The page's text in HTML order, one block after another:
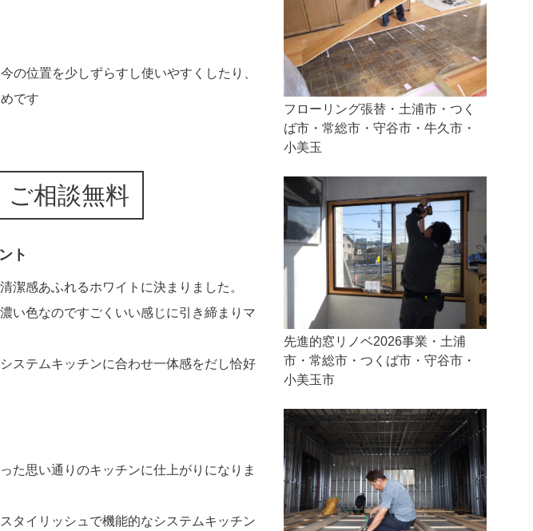
の位置を少しずらすし使いやすくしたり、
です
ご相談無料
ト
潔感あふれるホワイトに決まりました。
い色なのですごくいい感じに引き締まりマ
ステムキッチンに合わせ一体感をだし恰好
た思い通りのキッチンに仕上がりになりま
タイリッシュで機能的なシステムキッチン
フローリング張替・土浦市・つく
ば市・常総市・守谷市・牛久市・
小美玉
先進的窓リノベ2026事業・土浦
市・常総市・つくば市・守谷市・
小美玉市